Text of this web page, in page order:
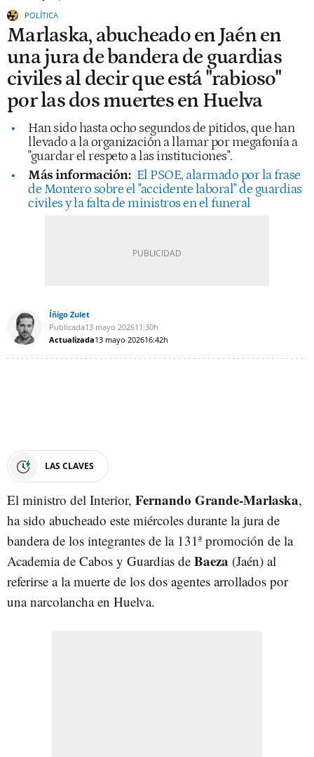
POLÍTICA
Marlaska, abucheado en Jaén en
una jura de bandera de guardias
civiles al decir que está "rabioso"
por las dos muertes en Huelva
Han sido hasta ocho segundos de pitidos, que han
llevado a la organización a llamar por megafonía a
"guardar el respeto a las instituciones".
Más información: El PSOE, alarmado por la frase
de Montero sobre el "accidente laboral" de guardias
civiles y la falta de ministros en el funeral
Íñigo Zulet
Publicada13 mayo 202611:30h
Actualizada13 mayo 202616:42h
LAS CLAVES
El ministro del Interior, Fernando Grande-Marlaska,
ha sido abucheado este miércoles durante la jura de
bandera de los integrantes de la 131ª promoción de la
Academia de Cabos y Guardias de Baeza (Jaén) al
referirse a la muerte de los dos agentes arrollados por
una narcolancha en Huelva.